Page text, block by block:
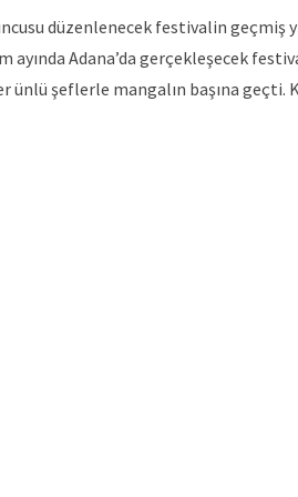
düzenlenecek festivalin geçmiş
ayında Adana’da gerçekleşecek
ünlü şeflerle mangalın başına geçti.